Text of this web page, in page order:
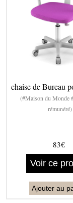
chaise de Bureau
(#Maison du Monde
rémunéré)
83€
Voir ce
Ajouter au